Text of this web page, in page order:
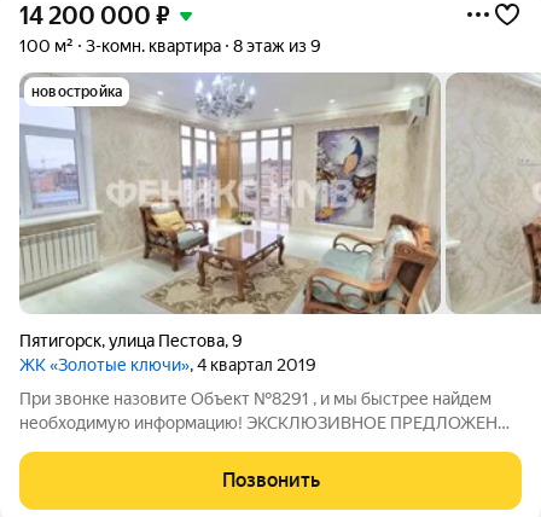
14 200 000 ₽
100 м² 3-комн. квартира 8 этаж из 9
новостройка
Пятигорск,улица Пестова,9
ЖК «Золотые ключи», 4 квартал 2019
При звонке назовите Объект №8291 , и мы быстрее найдем
необходимую информацию! ЭКСКЛЮЗИВНОЕ ПРЕДЛОЖЕНИЕ
доме, в городе Пятигорск. ИНДИВИДУАЛЬНОЕ ОТОПЛЕНИЕ!!!
В квартире выполнен качественный
Позвонить